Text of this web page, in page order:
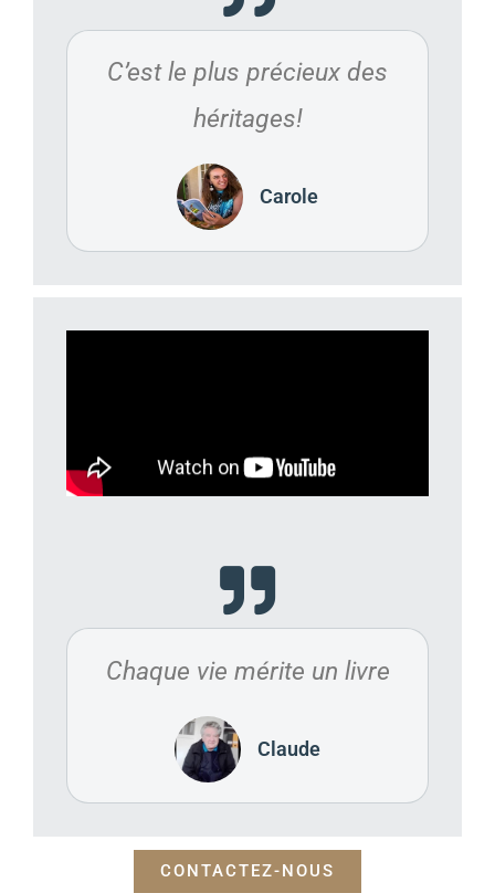
C’est le plus précieux des
héritages!
Carole
Chaque vie mérite un livre
Claude
CONTACTEZ-NOUS